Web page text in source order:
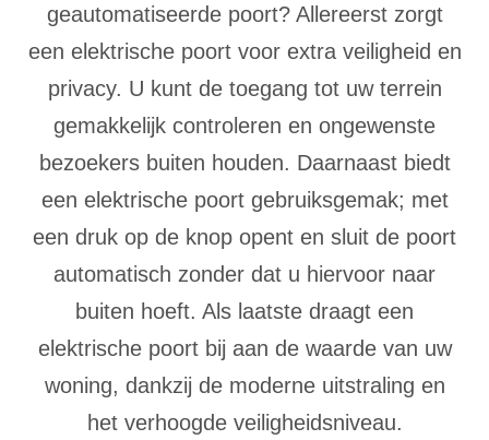
geautomatiseerde poort? Allereerst zorgt
een elektrische poort voor extra veiligheid en
privacy. U kunt de toegang tot uw terrein
gemakkelijk controleren en ongewenste
bezoekers buiten houden. Daarnaast biedt
een elektrische poort gebruiksgemak; met
een druk op de knop opent en sluit de poort
automatisch zonder dat u hiervoor naar
buiten hoeft. Als laatste draagt een
elektrische poort bij aan de waarde van uw
woning, dankzij de moderne uitstraling en
het verhoogde veiligheidsniveau.